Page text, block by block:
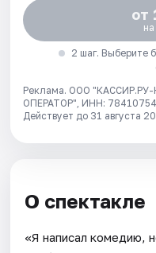
от
2 шаг. Выберите
Реклама. ООО
ОПЕРАТОР", ИНН:
Действует до 31 августа
О спектакле
«Я написал комедию,